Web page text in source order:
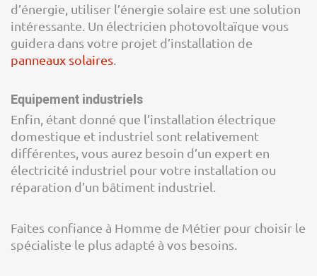
d’énergie, utiliser l’énergie solaire est une solution
intéressante. Un électricien photovoltaïque vous
guidera dans votre projet d’installation de
panneaux solaires
Equipement industriels
Enfin, étant donné que l’installation électrique
domestique et industriel sont relativement
différentes, vous aurez besoin d’un expert en
électricité industriel pour votre installation ou
réparation d’un bâtiment industriel.
Faites confiance à Homme de Métier pour choisir le
spécialiste le plus adapté à vos besoins.